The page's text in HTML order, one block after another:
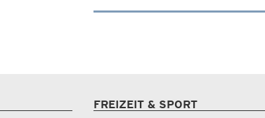
FREIZEIT & SPORT